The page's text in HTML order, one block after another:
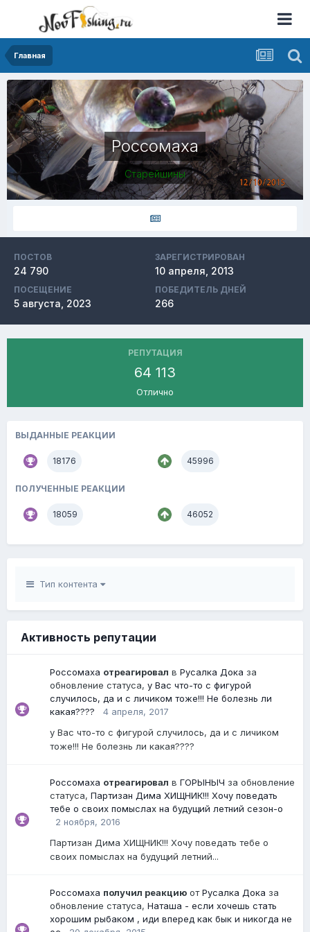
Главная
Россомаха
Старейшины
ПОСТОВ
24 790
ЗАРЕГИСТРИРОВАН
10 апреля, 2013
ПОСЕЩЕНИЕ
5 августа, 2023
ПОБЕДИТЕЛЬ ДНЕЙ
266
РЕПУТАЦИЯ
64 113
Отлично
ВЫДАННЫЕ РЕАКЦИИ
18176 45996
ПОЛУЧЕННЫЕ РЕАКЦИИ
18059 46052
Тип контента
Активность репутации
Россомаха отреагировал в Русалка Дока за
обновление статуса, у Вас что-то с фигурой
случилось, да и с личиком тоже!!! Не болезнь ли
какая????
4 апреля, 2017
у Вас что-то с фигурой случилось, да и с личиком
тоже!!! Не болезнь ли какая????
Россомаха отреагировал в ГОРЫНЫЧ за обновление
статуса, Партизан Дима ХИЩНИК!!! Хочу поведать
тебе о своих помыслах на будущий летний сезон-о
2 ноября, 2016
Партизан Дима ХИЩНИК!!! Хочу поведать тебе о
своих помыслах на будущий летний...
Россомаха получил реакцию отРусалка Дока за
обновление статуса, Наташа - если хочешь стать
хорошим рыбаком , иди вперед как бык и никогда не